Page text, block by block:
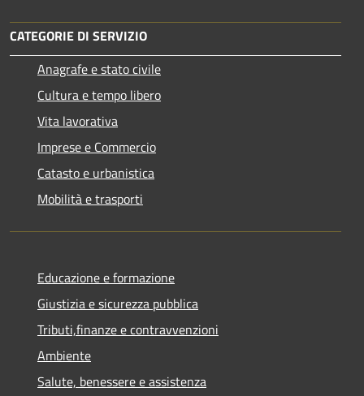
CATEGORIE DI SERVIZIO
Anagrafe e stato civile
Cultura e tempo libero
Vita lavorativa
Imprese e Commercio
Catasto e urbanistica
Mobilità e trasporti
Educazione e formazione
Giustizia e sicurezza pubblica
Tributi,finanze e contravvenzioni
Ambiente
Salute, benessere e assistenza